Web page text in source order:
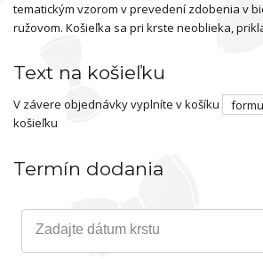
tematickým vzorom v prevedení zdobenia v
ružovom. Košieľka sa pri krste neoblieka,
Text na košieľku
V závere objednávky vyplníte v košíku
košieľku
Termín dodania
Zadajte dátum krstu